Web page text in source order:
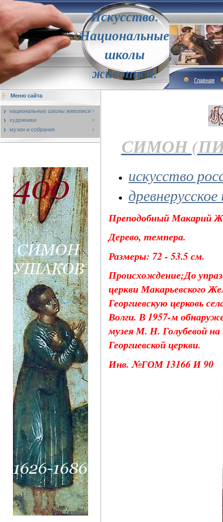
Искусство.
Национальные
школы
живописи.
Главная
Меню сайта
национальные школы живописи
художники
музеи и собрания
СИМОН
искусство
Преподобный Макарий
Дерево, темпера.
Размеры: 72 - 53.5 см.
Происхождение;До
церкви Макарьевского
Георгиевскую церковь
Волги. В 1957-м
музея М. Н. Голубевой на
Георгиевской церкви.
Инв. №ГОМ 13166 И 90